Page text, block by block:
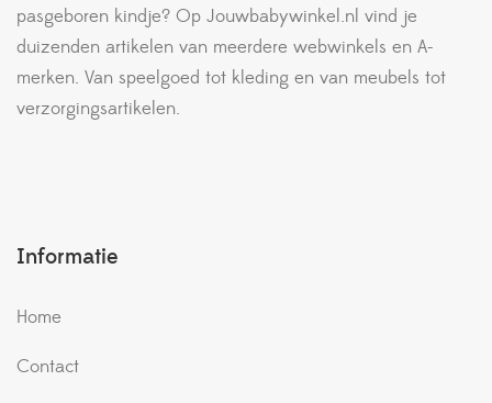
pasgeboren kindje? Op Jouwbabywinkel.nl vind je
duizenden artikelen van meerdere webwinkels en A-
merken. Van speelgoed tot kleding en van meubels tot
verzorgingsartikelen.
Informatie
Home
Contact